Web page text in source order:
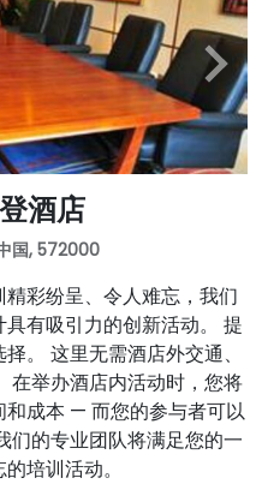
酒店
国, 572000
彩纷呈、令人难忘，我们
有吸引力的创新活动。 提
。 这里无需酒店外交通、
在举办酒店内活动时，您将
成本 — 而您的参与者可以
们的专业团队将满足您的一
培训活动。